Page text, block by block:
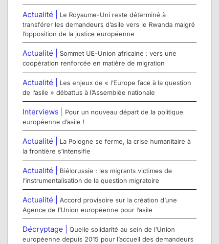
Actualité |
Le Royaume-Uni reste déterminé à
transférer les demandeurs d’asile vers le Rwanda malgré
l’opposition de la justice européenne
Actualité |
Sommet UE-Union africaine : vers une
coopération renforcée en matière de migration
Actualité |
Les enjeux de « l’Europe face à la question
de l’asile » débattus à l’Assemblée nationale
Interviews |
Pour un nouveau départ de la politique
européenne d’asile !
Actualité |
La Pologne se ferme, la crise humanitaire à
la frontière s’intensifie
Actualité |
Biélorussie : les migrants victimes de
l’instrumentalisation de la question migratoire
Actualité | Accord provisoire sur la création d’une
Agence de l’Union européenne pour l’asile
Décryptage | Quelle solidarité au sein de l’Union
européenne depuis 2015 pour l’accueil des demandeurs